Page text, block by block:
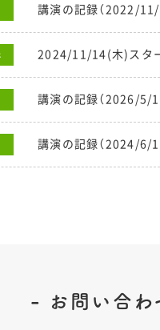
講演の記録（2022/
2024/11/14(木)スタ
講演の記録（2026/5/
講演の記録（2024/
お問い合わ